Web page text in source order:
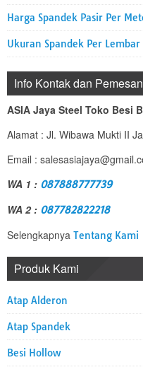
Harga Spandek Pasir Per
Ukuran Spandek Per
Info Kontak dan
ASIA Jaya Steel Toko Besi
Alamat : Jl. Wibawa Mukti II
Email :
WA 1 : 087888777739
WA 2 : 087782822218
Selengkapnya Tentang Kami
Produk Kami
Atap Alderon
Atap Spandek
Besi Hollow